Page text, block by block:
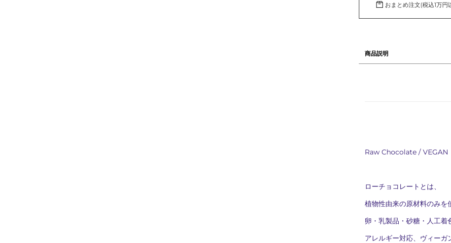
おまとめ注文(税込1万
商品説明
Raw Chocolate / VEGAN
ローチョコレートとは、
植物性由来の原材料のみを
卵・乳製品・砂糖・人工
アレルギー対応、ヴィーガ